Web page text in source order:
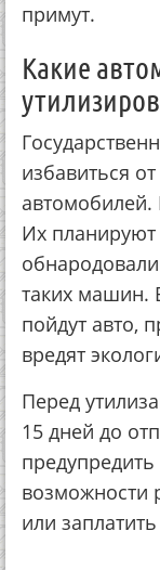
примут.
Какие
избавиться
автомобилей.
Их
таких машин.
пойдут авто,
вредят
Перед
15 дней до
возможности
или